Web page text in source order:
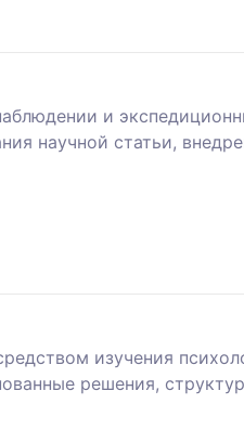
и
научной статьи,
изучения
решения,